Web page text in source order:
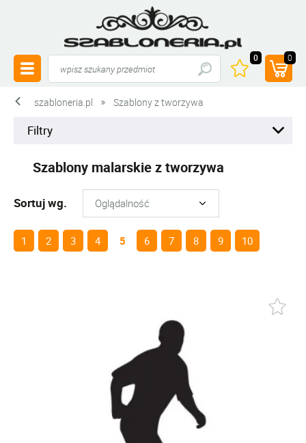
0 0
szabloneria.pl Szablony z tworzywa
Filtry
Szablony malarskie z tworzywa
Sortuj wg.
1 2 3 4 5 6 7 8 9 10